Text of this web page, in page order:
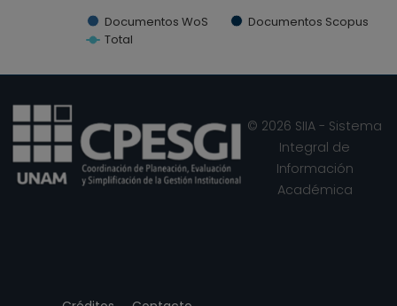
Documentos WoS
Documentos Scopus
Total
End of interactive chart.
© 2026 SIIA - Sistema
Integral de
Información
Académica